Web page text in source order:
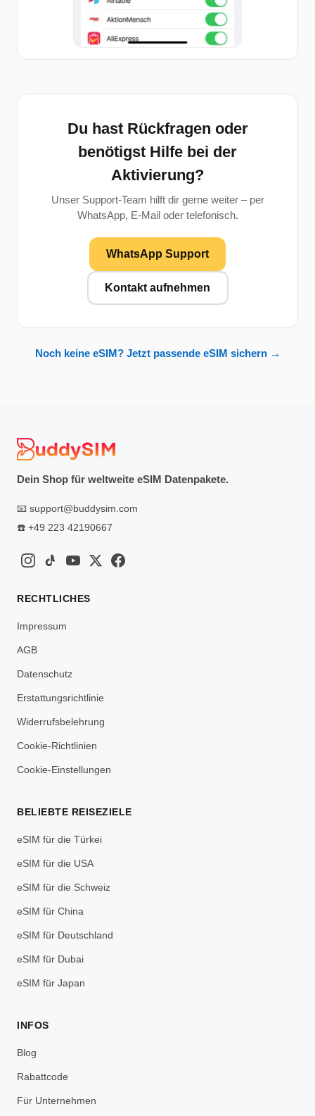
Du hast Rückfragen oder
benötigst Hilfe bei der
Aktivierung?
Unser Support-Team hilft dir gerne weiter – per
WhatsApp, E-Mail oder telefonisch.
WhatsApp Support
Kontakt aufnehmen
Noch keine eSIM? Jetzt passende eSIM sichern →
Dein Shop für weltweite eSIM Datenpakete.
📧 support@buddysim.com
☎️ +49 223 42190667
RECHTLICHES
Impressum
AGB
Datenschutz
Erstattungsrichtlinie
Widerrufsbelehrung
Cookie-Richtlinien
Cookie-Einstellungen
BELIEBTE REISEZIELE
eSIM für die Türkei
eSIM für die USA
eSIM für die Schweiz
eSIM für China
eSIM für Deutschland
eSIM für Dubai
eSIM für Japan
INFOS
Blog
Rabattcode
Für Unternehmen